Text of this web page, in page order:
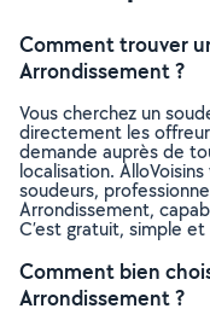
Comment trouver
Arrondissement ?
Vous cherchez un
directement les
demande auprès de
localisation.
soudeurs,
Arrondissement,
C’est gratuit, simple
Comment bien
Arrondissement ?